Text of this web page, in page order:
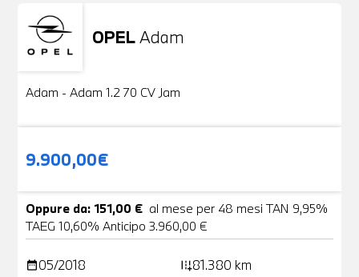
OPELAdam
Usato
Adam - Adam 1.2 70 CV Jam
9.900,00€
Oppure da: 151,00 € al mese per 48 mesi TAN 9,95%
TAEG 10,60% Anticipo 3.960,00 €
date_range05/2018 add_road81.380 km